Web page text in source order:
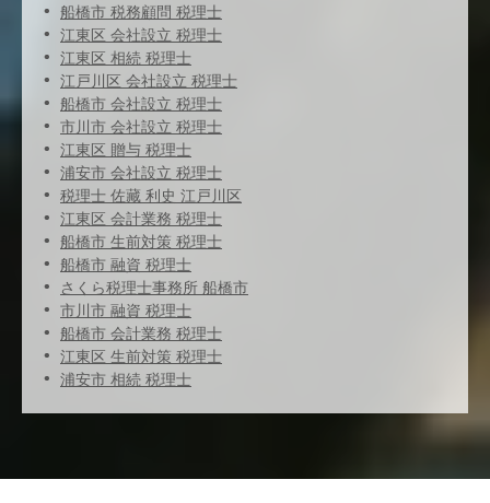
船橋市 税務顧問 税理士
江東区 会社設立 税理士
江東区 相続 税理士
江戸川区 会社設立 税理士
船橋市 会社設立 税理士
市川市 会社設立 税理士
江東区 贈与 税理士
浦安市 会社設立 税理士
税理士 佐藏 利史 江戸川区
江東区 会計業務 税理士
船橋市 生前対策 税理士
船橋市 融資 税理士
さくら税理士事務所 船橋市
市川市 融資 税理士
船橋市 会計業務 税理士
江東区 生前対策 税理士
浦安市 相続 税理士